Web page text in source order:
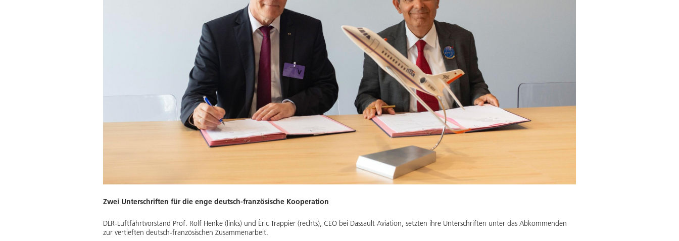
Zwei Unterschriften für die enge deutsch-französische Kooperation
DLR-Luftfahrtvorstand Prof. Rolf Henke (links) und Èric Trappier (rechts), CEO bei Dassault Aviation, setzten ihre Unterschriften unter das Abkommenden
zur vertieften deutsch-französischen Zusammenarbeit.